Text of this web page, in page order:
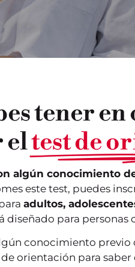
tener
eltest de
algún conocimiento
este test, puedes
adultos,
diseñado para
conocimiento previo
orientación para saber